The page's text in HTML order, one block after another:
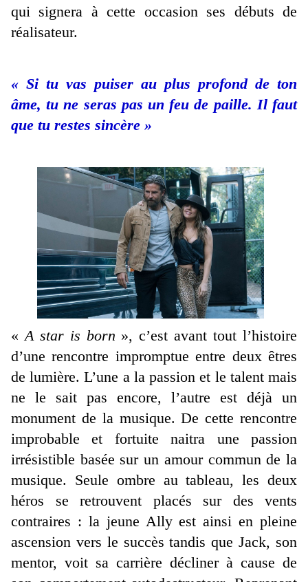
qui signera à cette occasion ses débuts de
réalisateur.
« Si tu vas puiser au plus profond de ton
âme, tu ne seras pas un feu de paille. Il faut
que tu restes sincère »
«A star is born », c’est avant tout l’histoire
d’une rencontre impromptue entre deux êtres
de lumière. L’une a la passion et le talent mais
ne le sait pas encore, l’autre est déjà un
monument de la musique. De cette rencontre
improbable et fortuite naitra une passion
irrésistible basée sur un amour commun de la
musique. Seule ombre au tableau, les deux
héros se retrouvent placés sur des vents
contraires : la jeune Ally est ainsi en pleine
ascension vers le succès tandis que Jack, son
mentor, voit sa carrière décliner à cause de